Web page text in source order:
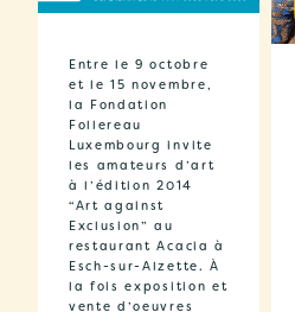
Entre le 9 octobre
et le 15 novembre,
la Fondation
Follereau
Luxembourg invite
les amateurs d’art
à l’édition 2014
“Art against
Exclusion” au
restaurant Acacia à
Esch-sur-Alzette. À
la fois exposition et
vente d’oeuvres